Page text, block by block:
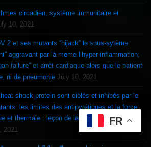
circadien, système immunitaire et
10, 2021
2 et ses mutants “hijack” le sous-sytème
aggravant par là meme l’hyper-inflammation,
failure” et arrêt cardiaque alors que le patient
ni de pneumonie July 10, 2021
shock protein sont ciblés et inhibés par le
les limites des antipyrétiques et la force
et thermale : leçon de la chauve souris et de
2021
FR